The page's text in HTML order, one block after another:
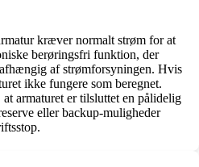
kræver normalt strøm for at
berøringsfri funktion, der
af strømforsyningen. Hvis
ikke fungere som beregnet.
armaturet er tilsluttet en pålidelig
eller backup-muligheder